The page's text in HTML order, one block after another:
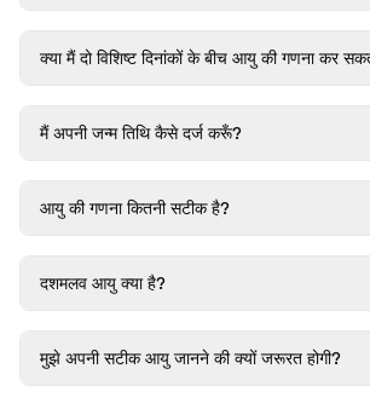
क्या मैं दो विशिष्ट दिनांकों के बीच आयु की गणना कर
मैं अपनी जन्म तिथि कैसे दर्ज करूँ?
आयु की गणना कितनी सटीक है?
दशमलव आयु क्या है?
मुझे अपनी सटीक आयु जानने की क्यों जरूरत होगी?